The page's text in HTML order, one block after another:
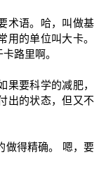
术语。哈，叫做基
的单位叫大卡。
路里啊。
要科学的减肥，
出的状态，但又不
做得精确。 嗯，要